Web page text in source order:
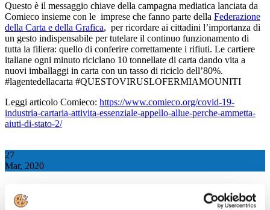
Questo è il messaggio chiave della campagna mediatica lanciata da
Comieco insieme con le imprese che fanno parte della Federazione
della Carta e della Grafica, per ricordare ai cittadini l’importanza di
un gesto indispensabile per tutelare il continuo funzionamento di
tutta la filiera: quello di conferire correttamente i rifiuti. Le cartiere
italiane ogni minuto riciclano 10 tonnellate di carta dando vita a
nuovi imballaggi in carta con un tasso di riciclo dell’80%.
#lagentedellacarta #QUESTOVIRUSLOFERMIAMOUNITI
Leggi articolo Comieco: https://www.comieco.org/covid-19-
industria-cartaria-attivita-essenziale-appello-allue-perche-ammetta-
aiuti-di-stato-2/
27
Mar, 2020
#lagentedellacarta Riconoscimento a tutti